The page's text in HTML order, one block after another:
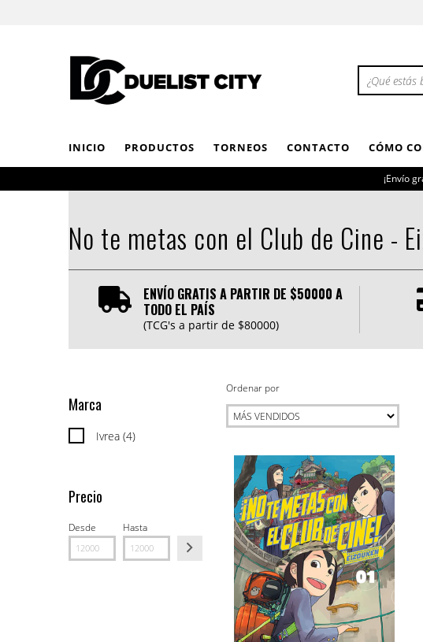
INICIO PRODUCTOS TORNEOS CONTACTO CÓMO
¡Envío
No te metas con el Club de Cine -
ENVÍO GRATIS A PARTIR DE $50000 A
TODO EL PAÍS
(TCG's a partir de $80000)
Marca
Ivrea (4)
Precio
Desde Hasta
Ordenar por